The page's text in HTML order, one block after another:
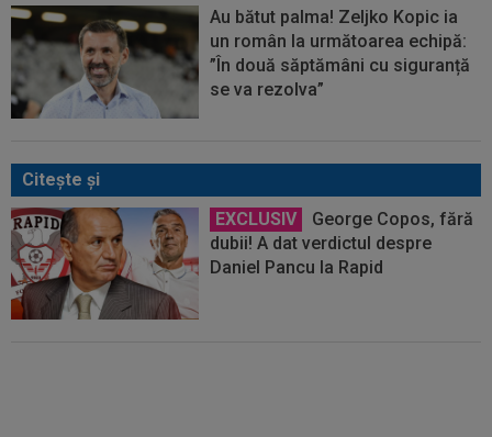
Au bătut palma! Zeljko Kopic ia
un român la următoarea echipă:
”În două săptămâni cu siguranță
se va rezolva”
Citeşte şi
EXCLUSIV
George Copos, fără
dubii! A dat verdictul despre
Daniel Pancu la Rapid